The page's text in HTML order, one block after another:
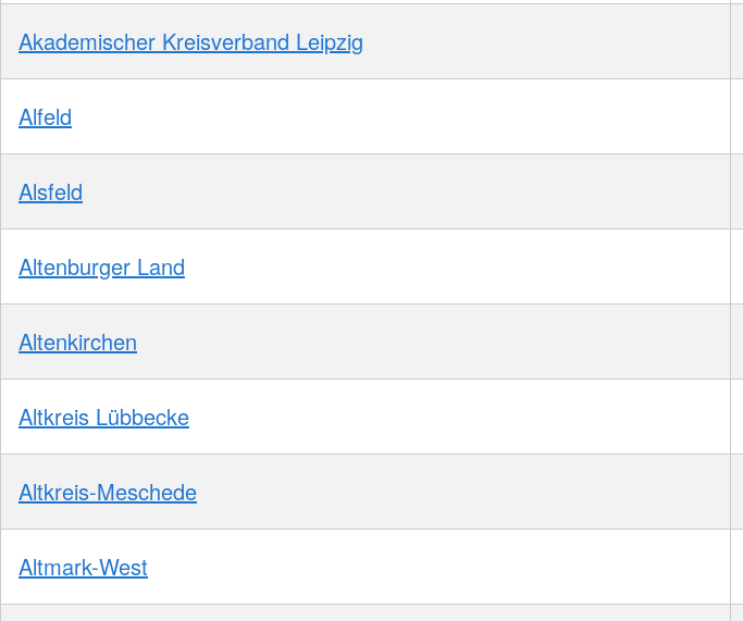
Akademischer Kreisverband Leipzig
Alfeld
Alsfeld
Altenburger Land
Altenkirchen
Altkreis Lübbecke
Altkreis-Meschede
Altmark-West